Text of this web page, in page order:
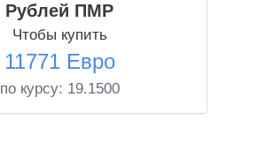
Рублей ПМР
Чтобы купить
11771 Евро
по курсу: 19.1500